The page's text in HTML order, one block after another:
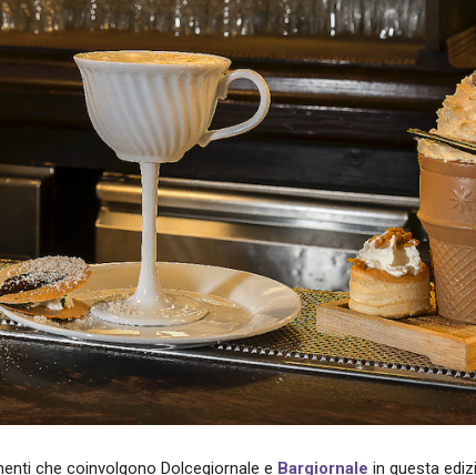
che coinvolgono Dolcegiornale e Bargiornale in questa